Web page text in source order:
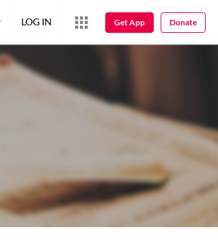
LOG IN Get App Donate